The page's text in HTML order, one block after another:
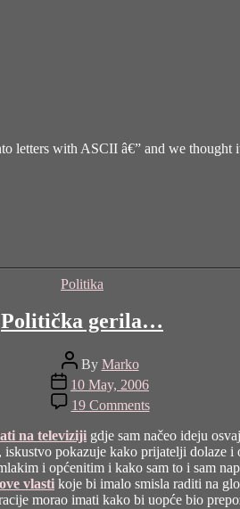
letters with ASCII â€” and we
Categories
Politika
Politička gerila…
Post
author
By Marko
Post
date
10 May, 2006
19 Commentson
Politička
gerila…
na televiziji gdje sam načeo ideju
pokazuje kako prijatelji dolaze
i općenitim i kako sam to i sam
vlasti koje bi imalo smisla raditi na
morao imati kako bi uopće bio